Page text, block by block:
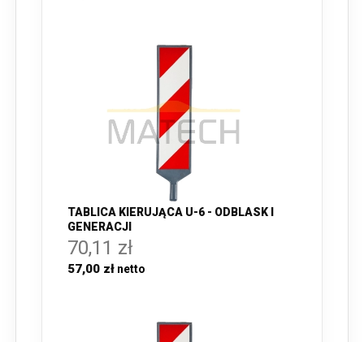
TABLICA KIERUJĄCA U-6 - ODBLASK I
GENERACJI
70,11 zł
57,00 zł